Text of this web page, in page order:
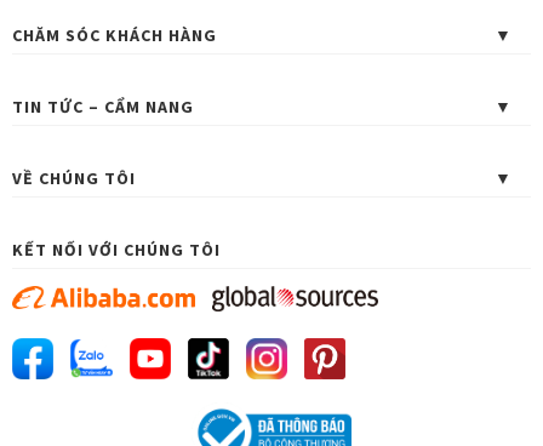
CHĂM SÓC KHÁCH HÀNG
TIN TỨC – CẨM NANG
VỀ CHÚNG TÔI
KẾT NỐI VỚI CHÚNG TÔI